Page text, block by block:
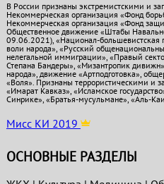
В России признаны экстремистскими и
Некоммерческая организация «Фонд
Некоммерческая организация «Фонд
Общественное движение «Штабы
09.06.2021), «Национал-большевистская
воли народа», «Русский
нелегальной иммиграции», «Правый
Степана Бандеры», «Мизантропик
народа», движение «Артподготовка»,
«Воля». Признаны террористическими и
«Имарат Кавказ», «Исламское
Синрике», «Братья-мусульмане», «Аль-
Мисс КИ 2019
ОСНОВНЫЕ РАЗДЕЛЫ